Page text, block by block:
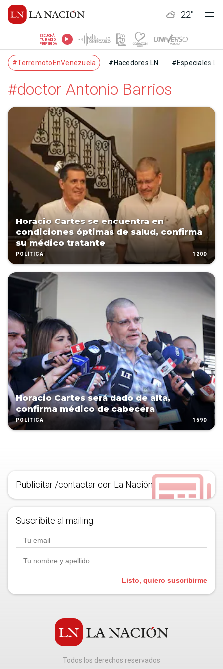
22°
ESCUCHÁ
TU RADIO
PREFERIDA
#TerremotoEnVenezuela #Hacedores LN #Especiales LN
#doctor Antonio Barrios
Horacio Cartes se encuentra en
condiciones óptimas de salud, confirma
su médico tratante
POLÍTICA 120D
Horacio Cartes será dado de alta,
confirma médico de cabecera
POLÍTICA 159D
Publicitar /contactar con La Nación
Suscribite al mailing.
Listo, quiero suscribirme
Todos los derechos reservados